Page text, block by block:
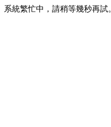
系統繁忙中，請稍等幾秒再試